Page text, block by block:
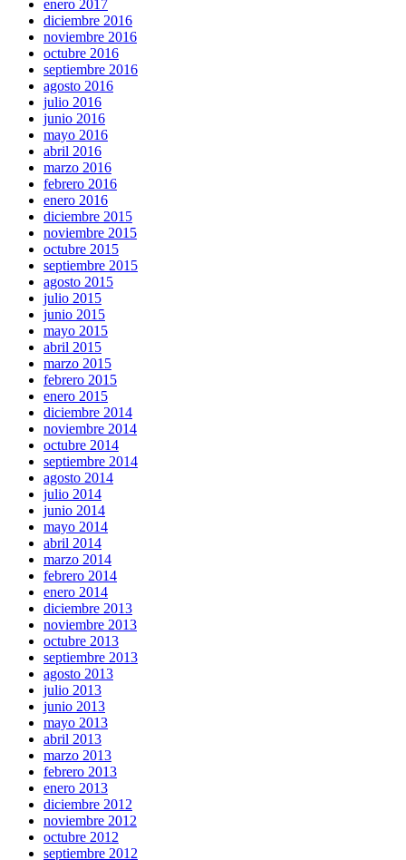
enero 2017
diciembre 2016
noviembre 2016
octubre 2016
septiembre 2016
agosto 2016
julio 2016
junio 2016
mayo 2016
abril 2016
marzo 2016
febrero 2016
enero 2016
diciembre 2015
noviembre 2015
octubre 2015
septiembre 2015
agosto 2015
julio 2015
junio 2015
mayo 2015
abril 2015
marzo 2015
febrero 2015
enero 2015
diciembre 2014
noviembre 2014
octubre 2014
septiembre 2014
agosto 2014
julio 2014
junio 2014
mayo 2014
abril 2014
marzo 2014
febrero 2014
enero 2014
diciembre 2013
noviembre 2013
octubre 2013
septiembre 2013
agosto 2013
julio 2013
junio 2013
mayo 2013
abril 2013
marzo 2013
febrero 2013
enero 2013
diciembre 2012
noviembre 2012
octubre 2012
septiembre 2012